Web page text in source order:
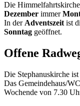
Die
Dezember immer
In der Adventszeit ist
Sonntag geöffnet.
Offene
Die Stephanuskirche
Das Gemeindehaus/
Wochende von 7.30